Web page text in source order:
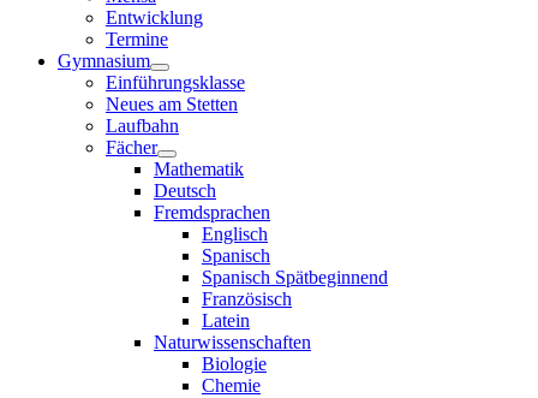
Entwicklung
Termine
Gymnasium
Einführungsklasse
Neues am Stetten
Laufbahn
Fächer
Mathematik
Deutsch
Fremdsprachen
Englisch
Spanisch
Spanisch Spätbeginnend
Französisch
Latein
Naturwissenschaften
Biologie
Chemie